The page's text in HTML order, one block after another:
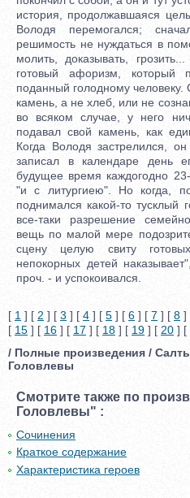
история, продолжавшаяся
Володя перемогался;
решимость не нуждаться в
молить, доказывать,
готовый афоризм, который
поданный голодному человеку.
камень, а не хлеб, или не
во всяком случае, у него
подавал свой камень, как
Когда Володя застрелился,
записал в календаре день
будущее время каждогодно
"и с литургиею". Но когда,
поднимался какой-то тусклый
все-таки разрешение
вещь по малой мере
сцену целую свиту
непокорных детей
проч. - и успокоивался.
[ 1 ] [ 2 ] [ 3 ] [ 4 ] [ 5 ] [ 6 ] [ 7 ] [ 8 ]
[ 15 ] [ 16 ] [ 17 ] [ 18 ] [ 19 ] [ 20 ] [
/ Полные произведения /
Головлевы
Смотрите также по
Головлевы" :
Сочинения
Краткое содержание
Характеристика героев